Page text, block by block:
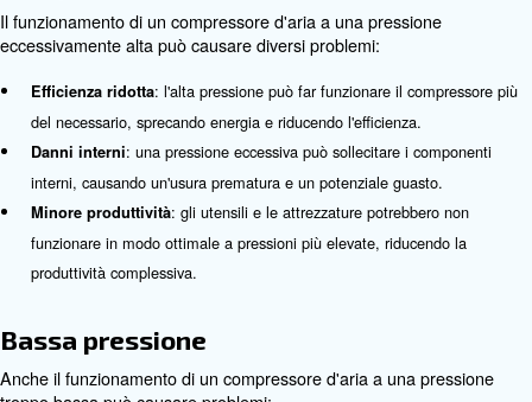
del compressore, riducendo il consumo energetico e i
Produttività: livelli di pressione adeguati garantiscono il
ottimale di utensili e attrezzature, migliorando la
Lunga durata dell'attrezzatura: il mantenimento della
previene l'usura eccessiva del compressore e degli
prolungandone la durata.
Sicurezza: i livelli di pressione corretti riducono il rischio
guasti alle attrezzature, garantendo un ambiente di